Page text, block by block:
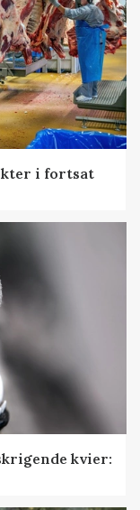
i fortsat
kvier: